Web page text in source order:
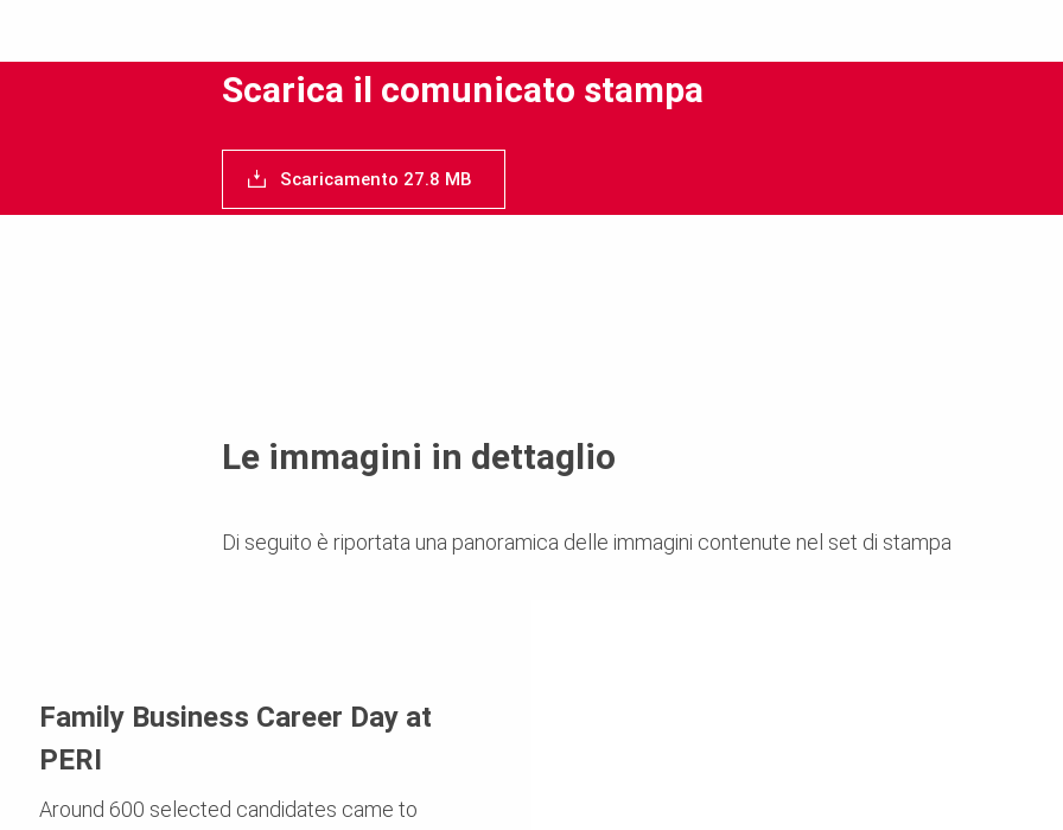
Scarica il comunicato stampa
Scaricamento 27.8 MB
Le immagini in dettaglio
Di seguito è riportata una panoramica delle immagini contenute nel set di stampa
Family Business Career Day at
PERI
Around 600 selected candidates came to